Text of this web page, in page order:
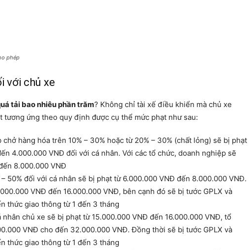
phép
với chủ xe
tải bao nhiêu phần trăm? Không chỉ tài xế điều khiển mà chủ xe
tương ứng theo quy định được cụ thể mức phạt như sau:
hàng hóa trên 10% – 30% hoặc từ 20% – 30% (chất lỏng) sẽ bị phạt
4.000.000 VNĐ đối với cá nhân. Với các tổ chức, doanh nghiệp sẽ
8.000.000 VNĐ
50% đối với cá nhân sẽ bị phạt từ 6.000.000 VNĐ đến 8.000.000 VNĐ.
VNĐ đến 16.000.000 VNĐ, bên cạnh đó sẽ bị tước GPLX và
thức giao thông từ 1 đến 3 tháng
nhân chủ xe sẽ bị phạt từ 15.000.000 VNĐ đến 16.000.000 VNĐ, tổ
VNĐ cho đến 32.000.000 VNĐ. Đồng thời sẽ bị tước GPLX và
thức giao thông từ 1 đến 3 tháng